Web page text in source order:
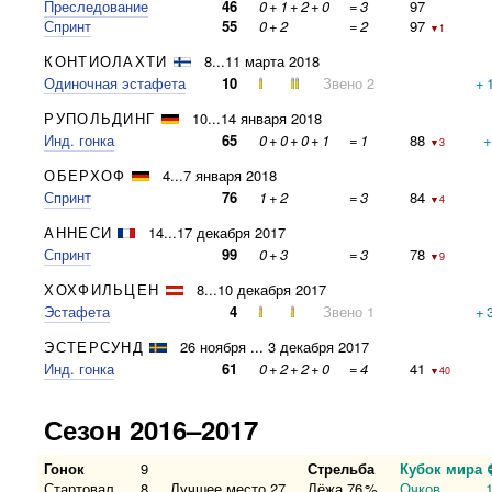
Преследование
46 0+ 1+2+0 =3
97
Спринт
55 0+2 =2 97 ▼1
КОНТИОЛАХТИ
8...11 марта 2018
Одиночная эстафета
10 Звено 2 +
РУПОЛЬДИНГ
10...14 января 2018
Инд. гонка
65 0+0+0+ 1 = 1 88 ▼3 +
ОБЕРХОФ
4...7 января 2018
Спринт
76 1+2 =3 84 ▼4
АННЕСИ
14...17 декабря 2017
Спринт
99 0+3 =3 78 ▼9
ХОХФИЛЬЦЕН
8...10 декабря 2017
Эстафета
4 Звено 1 +
ЭСТЕРСУНД
26 ноября ... 3 декабря 2017
Инд. гонка
61 0+2+2+0 =4 41 ▼40
Сезон 2016–2017
Гонок 9 Стрельба
Кубок мира